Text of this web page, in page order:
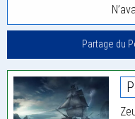
Partage du